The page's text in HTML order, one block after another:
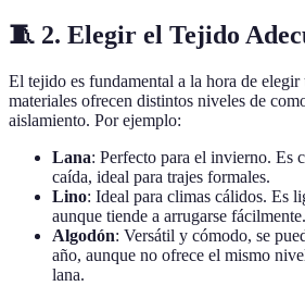
🧵 2. Elegir el Tejido
El tejido es fundamental a la hora de
materiales ofrecen distintos niveles de
aislamiento. Por ejemplo:
Lana: Perfecto para el invierno. Es
caída, ideal para trajes formales.
Lino: Ideal para climas cálidos. Es
aunque tiende a arrugarse fácilmente.
Algodón: Versátil y cómodo, se
año, aunque no ofrece el mismo
lana.